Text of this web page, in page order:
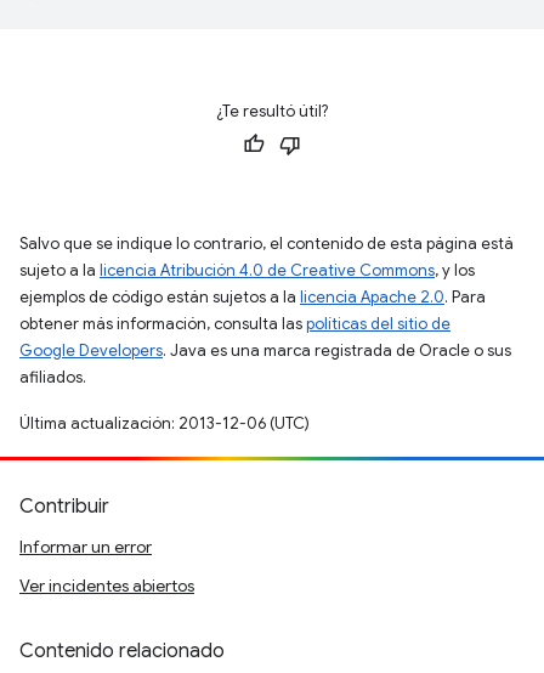
¿Te resultó útil?
Salvo que se indique lo contrario, el contenido de esta página está
sujeto a la licencia Atribución 4.0 de Creative Commons, y los
ejemplos de código están sujetos a la licencia Apache 2.0. Para
obtener más información, consulta laspolíticas del sitio de
Google Developers. Java es una marca registrada de Oracle o sus
afiliados.
Última actualización: 2013-12-06 (UTC)
Contribuir
Informar un error
Ver incidentes abiertos
Contenido relacionado